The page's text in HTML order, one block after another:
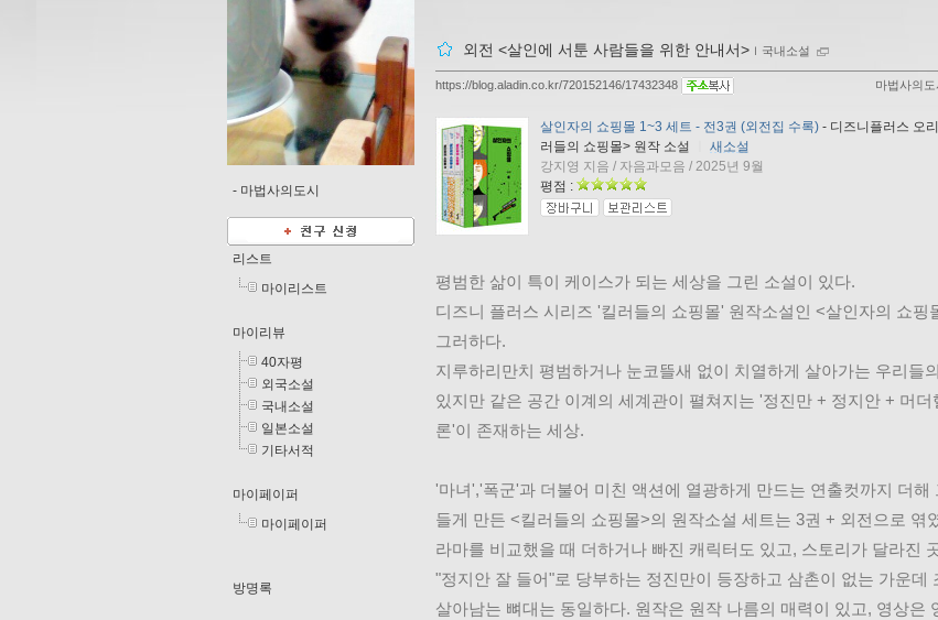
- 마법사의도시
리스트
마이리스트
마이리뷰
40자평
외국소설
국내소설
일본소설
기타서적
마이페이퍼
마이페이퍼
방명록
외전 <살인에 서툰 사람들을 위한 안내서> ｌ 국내소설
마법사의도
https://blog.aladin.co.kr/720152146/17432348
살인자의 쇼핑몰 1~3 세트 - 전3권 (외전집 수록) - 디즈니플러스 오
러들의 쇼핑몰> 원작 소설
새소설
강지영 지음 / 자음과모음 / 2025년 9월
평점 :
평범한 삶이 특이 케이스가 되는 세상을 그린 소설이 있다.
디즈니 플러스 시리즈 '킬러들의 쇼핑몰' 원작소설인 <살인자의 쇼핑
그러하다.
지루하리만치 평범하거나 눈코뜰새 없이 치열하게 살아가는 우리들
있지만 같은 공간 이계의 세계관이 펼쳐지는 '정진만 + 정지안 + 머더
론'이 존재하는 세상.
'마녀','폭군'과 더불어 미친 액션에 열광하게 만드는 연출컷까지 더해
들게 만든 <킬러들의 쇼핑몰>의 원작소설 세트는 3권 + 외전으로 엮
라마를 비교했을 때 더하거나 빠진 캐릭터도 있고, 스토리가 달라진
"정지안 잘 들어"로 당부하는 정진만이 등장하고 삼촌이 없는 가운데
살아남는 뼈대는 동일하다. 원작은 원작 나름의 매력이 있고, 영상은